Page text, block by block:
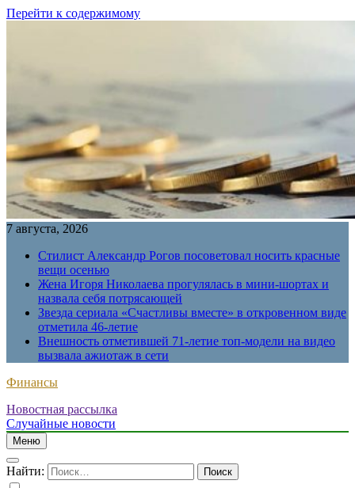
Перейти к содержимому
7 августа, 2026
Стилист Александр Рогов посоветовал носить красные
вещи осенью
Жена Игоря Николаева прогулялась в мини-шортах и
назвала себя потрясающей
Звезда сериала «Счастливы вместе» в откровенном виде
отметила 46-летие
Внешность отметившей 71-летие топ-модели на видео
вызвала ажиотаж в сети
Финансы
Новостная рассылка
Случайные новости
Меню
Найти: